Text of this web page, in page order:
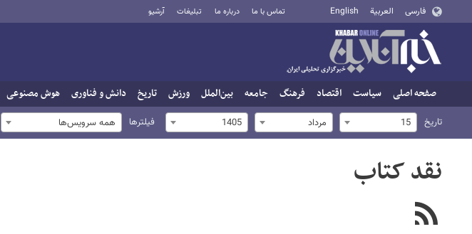
فارسی العربية English تماس با ما درباره ما تبلیغات آرشیو
صفحه اصلی سیاست اقتصاد فرهنگ جامعه بین‌الملل ورزش تاریخ دانش و فناوری هوش مصنوعی
تاریخ 15 مرداد 1405 فیلترها همه سرویس‌ها
نقد کتاب